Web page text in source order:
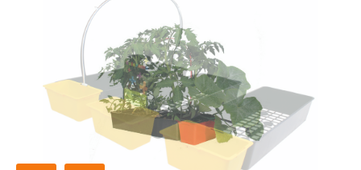
CLAYETTES MARAÃ®CHÃ¨RES POUR PLANTS EN MOTTES
PLAQUES POUR CLAYETTES